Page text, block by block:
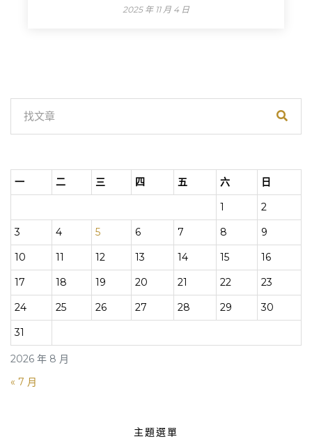
2025 年 11 月 4 日
2026 年 8 月
一 二 三 四 五 六
日
1
2
3
4 5 6 7 8
9
10
11 12 13 14 15
16
17
18 19 20 21 22
23
24
25 26 27 28 29
30
31
« 7 月
主題選單